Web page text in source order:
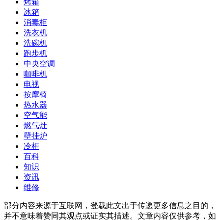
烤箱
冰箱
消毒柜
洗衣机
洗碗机
跑步机
中央空调
咖啡机
电视
按摩椅
热水器
空气能
燃气灶
壁挂炉
冷柜
百科
知识
资讯
维修
部分内容来源于互联网，登载此文出于传递更多信息之目的，
并不意味着赞同其观点或证实其描述。文章内容仅供参考，如